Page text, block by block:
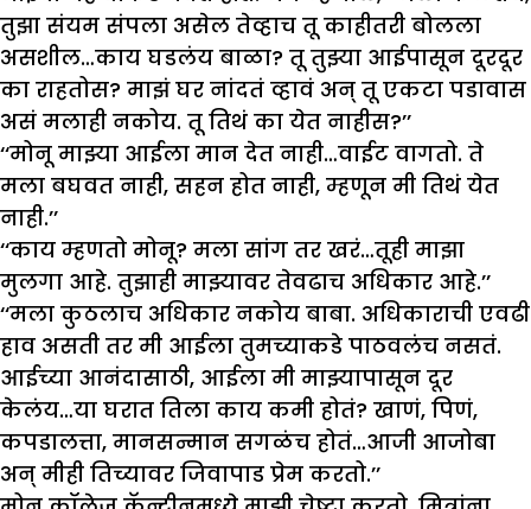
तुझा संयम संपला असेल तेव्हाच तू काहीतरी बोलला
असशील…काय घडलंय बाळा? तू तुझ्या आईपासून दूरदूर
का राहतोस? माझं घर नांदतं व्हावं अन् तू एकटा पडावास
असं मलाही नकोय. तू तिथं का येत नाहीस?’’
‘‘मोनू माझ्या आईला मान देत नाही…वाईट वागतो. ते
मला बघवत नाही, सहन होत नाही, म्हणून मी तिथं येत
नाही.’’
‘‘काय म्हणतो मोनू? मला सांग तर खरं…तूही माझा
मुलगा आहे. तुझाही माझ्यावर तेवढाच अधिकार आहे.’’
‘‘मला कुठलाच अधिकार नकोय बाबा. अधिकाराची एवढी
हाव असती तर मी आईला तुमच्याकडे पाठवलंच नसतं.
आईच्या आनंदासाठी, आईला मी माझ्यापासून दूर
केलंय…या घरात तिला काय कमी होतं? खाणं, पिणं,
कपडालत्ता, मानसन्मान सगळंच होतं…आजी आजोबा
अन् मीही तिच्यावर जिवापाड प्रेम करतो.’’